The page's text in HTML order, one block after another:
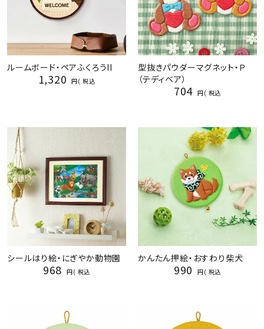
ルームボード・ペアふくろうII
1,320 税込
型抜きパウダーマグネット・Ｐ
（テディベア）
704 税込
シールはり絵・にぎやか動物園
968 税込
かんたん押絵・おすわり柴犬
990 税込